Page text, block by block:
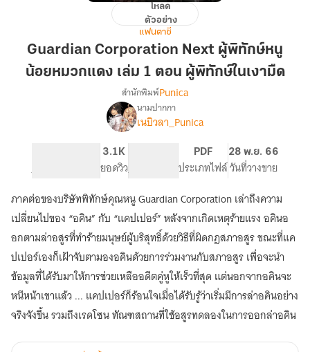
Guardian
Corporation
Next
พิทักษ์
น้อยห
แดง
ตอน
พิทักษ์
ใน
เงามืด
โหลด
ตัวอย่าง
แฟนตาซี
Guardian Corporation Next ผู้พิทักษ์หนู
น้อยหมวกแดง เล่ม 1 ตอน ผู้พิทักษ์ในเงามืด
เรื่อง
บริษัท
พิทักษ์
Guardian
Corporation
สำนักพิมพ์Punica
นามปากกา
เนบิวลา_Punica
จำนวนหน้า (A5)
3.1K
ยอดวิวระดับเนื้อหา
PDF
ประเภทไฟล์
28 พ.ย. 66
วันที่วางขาย
ภาคต่อของบริษัทพิทักษ์คุณหนู Guardian Corporation เล่าถึงความ
เปลี่ยนไปของ “อคิน” กับ “แคปเปอร์” หลังจากเกิดเหตุร้ายแรง อคินอ
อกตามล่าอสูรที่ทำร้ายมนุษย์ผู้บริสุทธิ์ด้วยวิธีที่ผิดกฎสภาอสูร ขณะที่แค
ปเปอร์เองก็เฝ้าจับตามองอคินด้วยการร่วมงานกับสภาอสูร เพื่อจะนำ
ข้อมูลที่ได้รับมาให้การช่วยเหลืออดีตคู่หูให้เร็วที่สุด แต่นอกจากอคินจะ
หนีหน้าเขาแล้ว ... แคปเปอร์ก็ร้อนใจเมื่อได้รับรู้ว่าเริ่มมีการล่าอคินอย่าง
จริงจังขึ้น รวมถึงเรดโซน ทัณฑสถานที่ใช้อสูรทดลองในการออกล่าอคิน